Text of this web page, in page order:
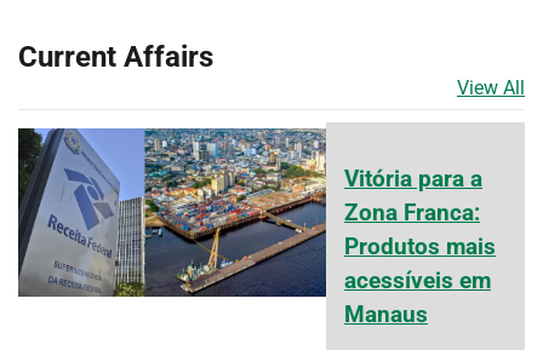
Current Affairs
View All
Vitória para a
Zona Franca:
Produtos mais
acessíveis em
Manaus